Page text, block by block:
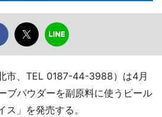
市、TEL 0187-44-3988）は4月
ブパウダーを副原料に使うビール
ス」を発売する。